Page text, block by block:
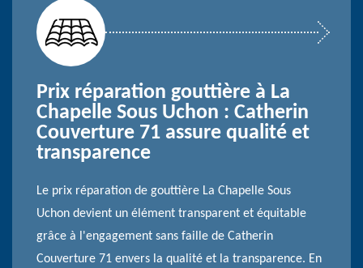
Prix réparation gouttière à La
Chapelle Sous Uchon : Catherin
Couverture 71 assure qualité et
transparence
Le prix réparation de gouttière La Chapelle Sous
Uchon devient un élément transparent et équitable
grâce à l'engagement sans faille de Catherin
Couverture 71 envers la qualité et la transparence. En